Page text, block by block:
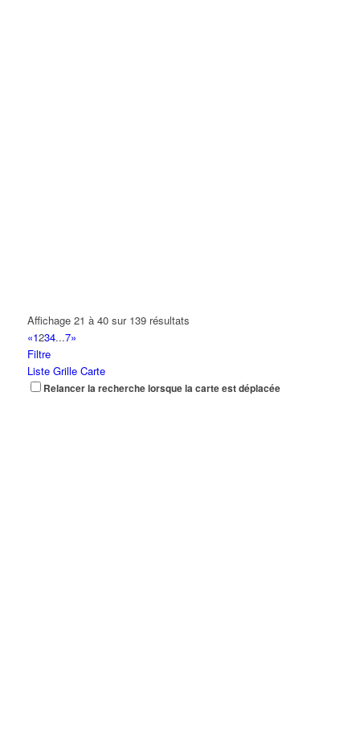
Affichage 21 à 40 sur 139 résultats
«1234...7»
Filtre
Liste Grille Carte
Relancer la recherche lorsque la carte est déplacée